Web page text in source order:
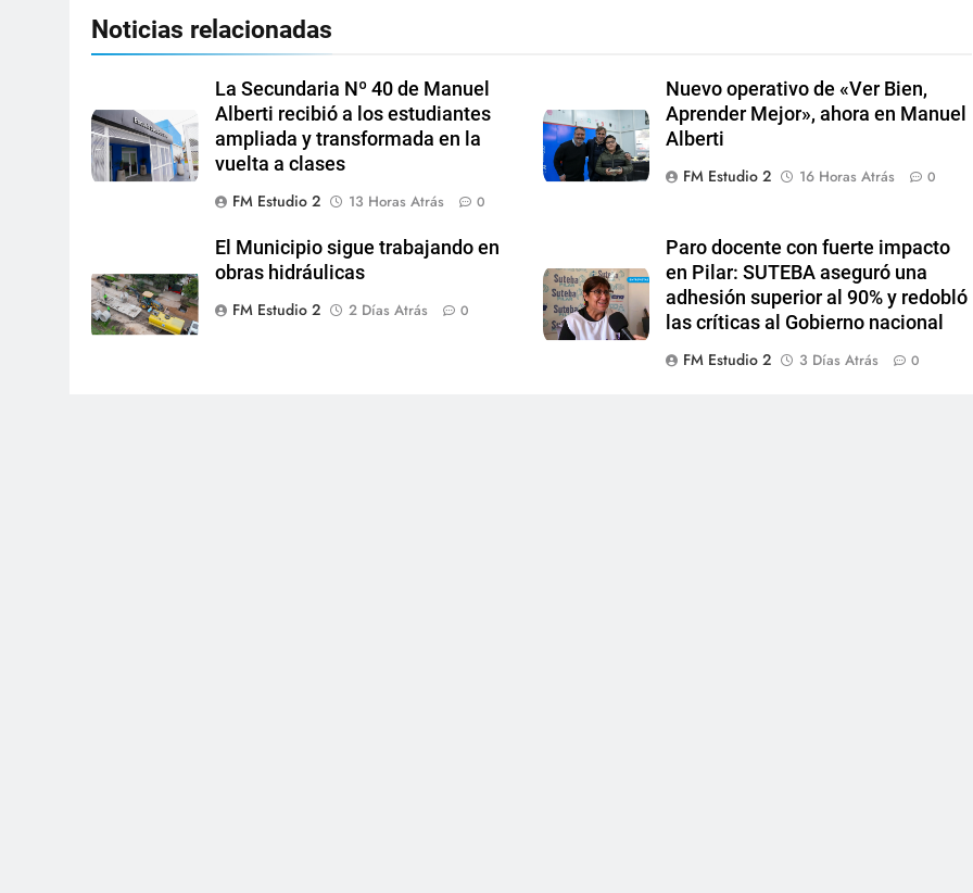
Noticias relacionadas
La Secundaria Nº 40 de Manuel
Alberti recibió a los estudiantes
ampliada y transformada en la
vuelta a clases
FM Estudio 2
13 Horas Atrás 0
Nuevo operativo de «Ver Bien,
Aprender Mejor», ahora en Manuel
Alberti
FM Estudio 2
16 Horas Atrás 0
El Municipio sigue trabajando en
obras hidráulicas
FM Estudio 2
2 Días Atrás 0
Paro docente con fuerte impacto
en Pilar: SUTEBA aseguró una
adhesión superior al 90% y redobló
las críticas al Gobierno nacional
FM Estudio 2
3 Días Atrás 0